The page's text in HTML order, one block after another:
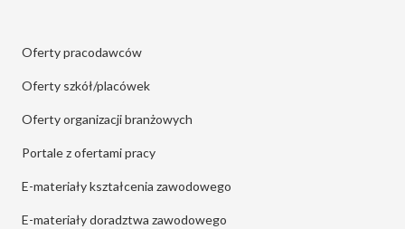
Oferty pracodawców
Oferty szkół/placówek
Oferty organizacji branżowych
Portale z ofertami pracy
E-materiały kształcenia zawodowego
E-materiały doradztwa zawodowego